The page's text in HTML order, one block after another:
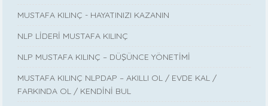
MUSTAFA KILINÇ - HAYATINIZI KAZANIN
NLP LİDERİ MUSTAFA KILINÇ
NLP MUSTAFA KILINÇ – DÜŞÜNCE YÖNETİMİ
MUSTAFA KILINÇ NLPDAP – AKILLI OL / EVDE KAL /
FARKINDA OL / KENDİNİ BUL